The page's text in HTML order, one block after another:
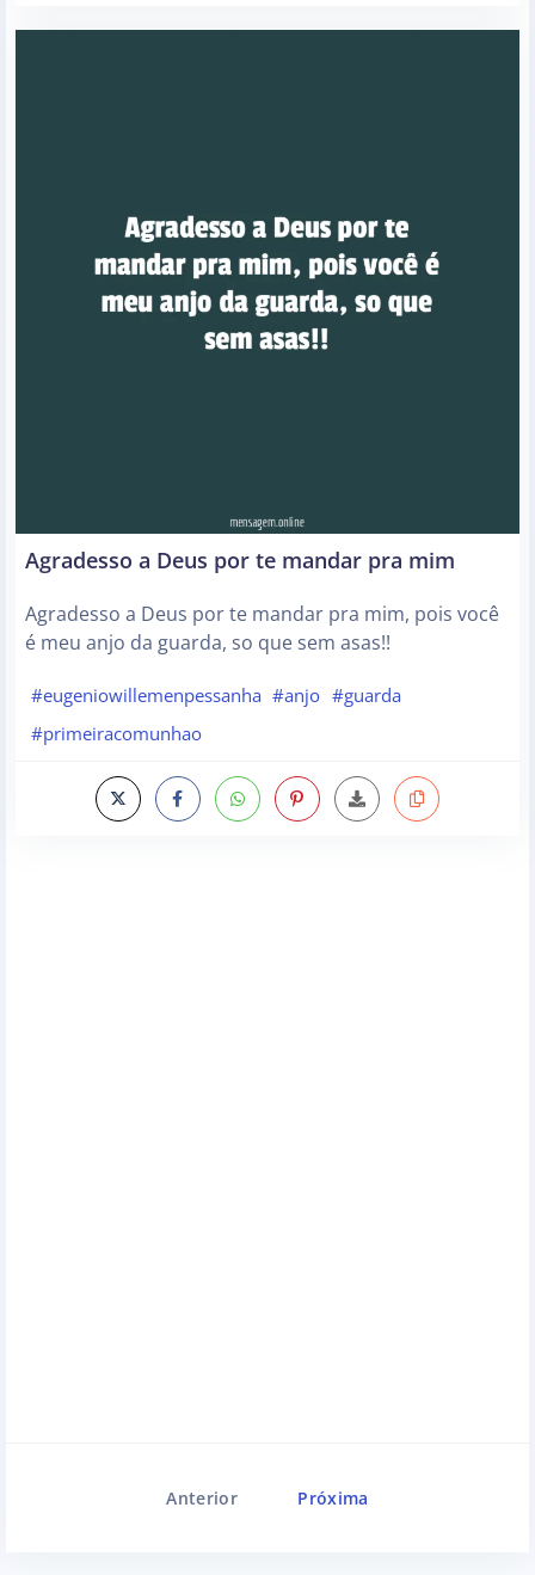
Agradesso a Deus por te mandar pra mim
Agradesso a Deus por te mandar pra mim, pois você
é meu anjo da guarda, so que sem asas!!
#eugeniowillemenpessanha #anjo #guarda
#primeiracomunhao
Anterior Próxima